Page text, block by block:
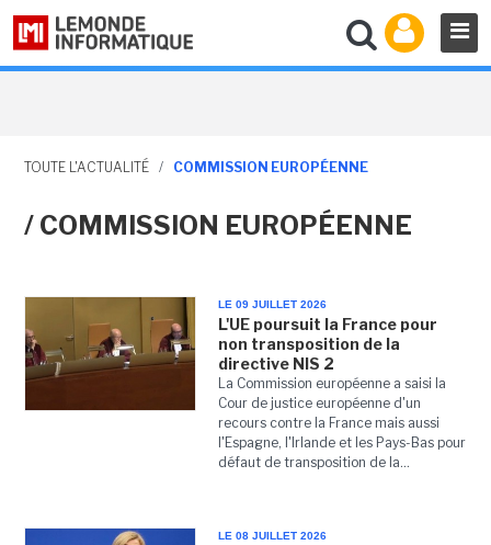
TOUTE L'ACTUALITÉ / COMMISSION EUROPÉENNE
/ COMMISSION EUROPÉENNE
LE 09 JUILLET 2026
L'UE poursuit la France pour
non transposition de la
directive NIS 2
La Commission européenne a saisi la
Cour de justice européenne d'un
recours contre la France mais aussi
l'Espagne, l'Irlande et les Pays-Bas pour
défaut de transposition de la...
LE 08 JUILLET 2026